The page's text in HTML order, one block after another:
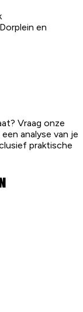
en
Vraag onze
analyse van je
praktische